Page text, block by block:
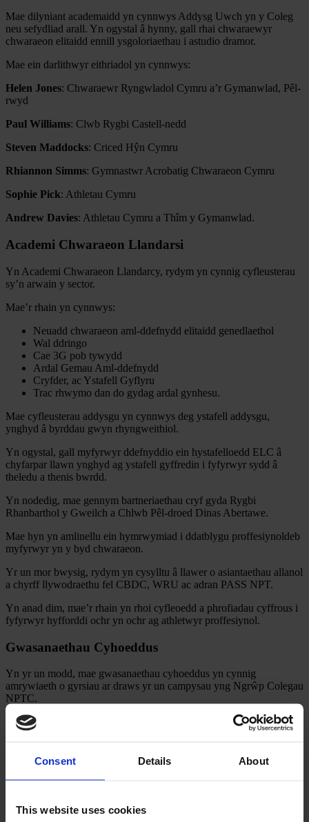
Consent Details About
This website uses cookies
Mae dilyniant academaidd yn cynnwys Addysg Uwch yn y Coleg
neu sefydliad arall. Yn ogystal â hynny, gall rhai chwaraewyr
chwaraeon elitaidd ennill ysgoloriaethau i astudio dramor.
Mae ein darlithwyr eithriadol yn cynnwys:
Helen Jones: Chwaraewr Ryngwladol Cymru a’r Gymanwlad, Pêl-
rwyd
Paul Williams: Clwb Rygbi Castell-nedd
Steven Maddocks: Criced Hŷn Cymru
Rhiannon Simms: Gymnastwr Acrobatig Chwaraeon Cymru
Sophie Pick: Athletau Cymru
Andrew Davies: Athletau Cymru a Thîm y Gymanwlad.
Academi Chwaraeon Llandarsi
Yn Academi Chwaraeon Llandarcy, rydym yn cynnig cyfleusterau
sy’n arwain y sector.
Mae’r rhain yn cynnwys:
Neuadd chwaraeon aml-ddefnydd elitaidd genedlaethol
Wal ddringo
Cae 3G pob tywydd
Ardal Gemau Aml-ddefnydd
Cryfder, ac Ystafell Gyflyru
Trac rhwymo dan do gydag ardal gynhesu.
Mae cyfleusterau addysgu yn cynnwys deg ystafell addysgu,
ynghyd â byrddau gwyn rhyngweithiol.
Yn ogystal, gall myfyrwyr ddefnyddio ein hystafelloedd ELC â
chyfarpar llawn ynghyd ag ystafell gyffredin i fyfyrwyr sydd â
theledu a thenis bwrdd.
Yn nodedig, mae gennym bartneriaethau cryf gyda Rygbi
Rhanbarthol y Gweilch a Chlwb Pêl-droed Dinas Abertawe.
Mae hyn yn amlinellu ein hymrwymiad i ddatblygu proffesiynoldeb
myfyrwyr yn y byd chwaraeon.
Yr un mor bwysig, rydym yn cysylltu â llawer o asiantaethau allanol
a chyrff llywodraethu fel CBDC, WRU ac adran PASS NPT.
Yn anad dim, mae’r rhain yn rhoi cyfleoedd a phrofiadau cyffrous i
fyfyrwyr hyfforddi ochr yn ochr ag athletwyr proffesiynol.
Gwasanaethau Cyhoeddus
Yn yr un modd, mae gwasanaethau cyhoeddus yn cynnig
amrywiaeth o gyrsiau ar draws yr un campysau yng Ngrŵp Colegau
NPTC.
Mae llawer o’n darlithwyr yn wir yn chwarae dyletswydd
weithredol ar draws y gwasanaethau cyhoeddus mewn lifrai, trwy
gyrfa yn y lluoedd arfog, gwylwyr y glannau, ambiwlans, yr heddlu